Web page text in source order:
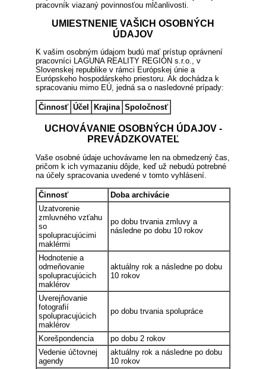
pracovník viazaný povinnosťou mlčanlivosti.
UMIESTNENIE VAŠICH OSOBNÝCH
ÚDAJOV
K vašim osobným údajom budú mať prístup oprávnení
pracovníci LAGUNA REALITY REGIÓN s.r.o., v
Slovenskej republike v rámci Európskej únie a
Európskeho hospodárskeho priestoru. Ak dochádza k
spracovaniu mimo EÚ, jedná sa o nasledovné prípady:
Činnosť Účel Krajina Spoločnosť
UCHOVÁVANIE OSOBNÝCH ÚDAJOV -
PREVÁDZKOVATEĽ
Vaše osobné údaje uchovávame len na obmedzený čas,
pričom k ich vymazaniu dôjde, keď už nebudú potrebné
na účely spracovania uvedené v tomto vyhlásení.
Činnosť
Doba archivácie
Uzatvorenie
zmluvného vzťahu
so
spolupracujúcimi
maklérmi
po dobu trvania zmluvy a
následne po dobu 10 rokov
Hodnotenie a
odmeňovanie
spolupracujúcich
maklérov
aktuálny rok a následne po dobu
10 rokov
Uverejňovanie
fotografií
spolupracujúcich
maklérov
po dobu trvania spolupráce
Korešpondencia
po dobu 2 rokov
Vedenie účtovnej
agendy
aktuálny rok a následne po dobu
10 rokov